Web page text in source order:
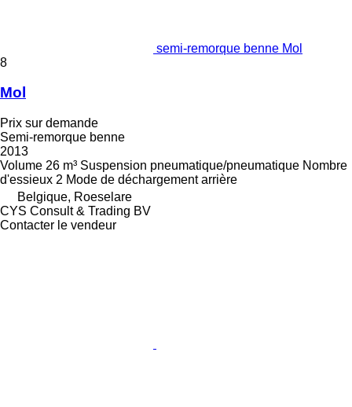
semi-remorque benne Mol
8
Mol
Prix sur demande
Semi-remorque benne
2013
Volume 26 m³ Suspension pneumatique/pneumatique Nombre
d'essieux 2 Mode de déchargement arrière
Belgique, Roeselare
CYS Consult & Trading BV
Contacter le vendeur